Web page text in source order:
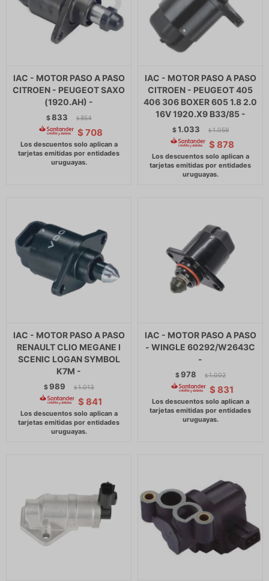
IAC - MOTOR PASO A PASO
CITROEN - PEUGEOT SAXO
(1920.AH) -
$833 $ 854
$ 708
IAC - MOTOR PASO A PASO
CITROEN - PEUGEOT 405
406 306 BOXER 605 1.8 2.0
16V 1920.X9 B33/85 -
$1.033 $ 1.059
$ 878
IAC - MOTOR PASO A PASO
RENAULT CLIO MEGANE I
SCENIC LOGAN SYMBOL
K7M -
$989 $ 1.013
$ 841
IAC - MOTOR PASO A PASO
- WINGLE 60292/W2643C
-
$978 $ 1.002
$ 831